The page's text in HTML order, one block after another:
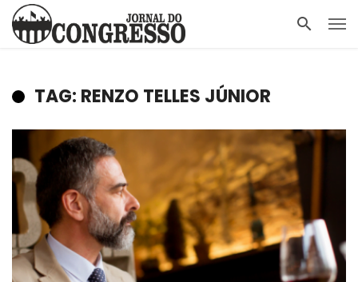
TAG: RENZO TELLES JÚNIOR